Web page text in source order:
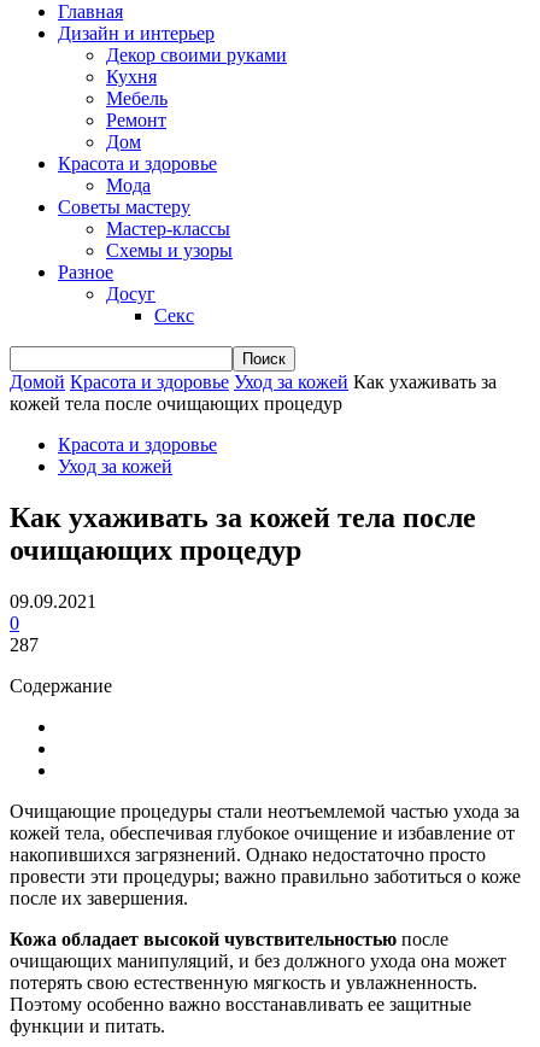
Главная
Дизайн и интерьер
Декор своими руками
Кухня
Мебель
Ремонт
Дом
Красота и здоровье
Мода
Советы мастеру
Мастер-классы
Схемы и узоры
Разное
Досуг
Секс
Домой Красота и здоровье Уход за кожей Как ухаживать за
кожей тела после очищающих процедур
Красота и здоровье
Уход за кожей
Как ухаживать за кожей тела после
очищающих процедур
09.09.2021
0
287
Содержание
Очищающие процедуры стали неотъемлемой частью ухода за
кожей тела, обеспечивая глубокое очищение и избавление от
накопившихся загрязнений. Однако недостаточно просто
провести эти процедуры; важно правильно заботиться о коже
после их завершения.
Кожа обладает высокой чувствительностью после
очищающих манипуляций, и без должного ухода она может
потерять свою естественную мягкость и увлажненность.
Поэтому особенно важно восстанавливать ее защитные
функции и питать.